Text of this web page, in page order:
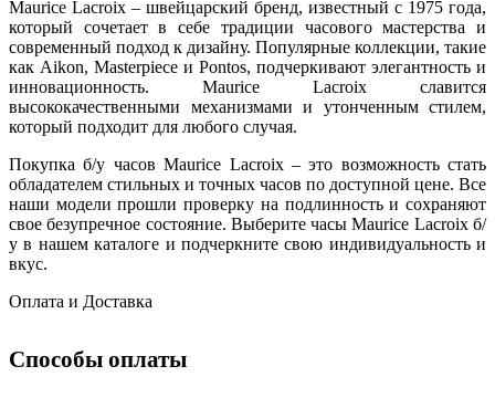
Maurice Lacroix – швейцарский бренд, известный с 1975 года,
который сочетает в себе традиции часового мастерства и
современный подход к дизайну. Популярные коллекции, такие
как Aikon, Masterpiece и Pontos, подчеркивают элегантность и
инновационность. Maurice Lacroix славится
высококачественными механизмами и утонченным стилем,
который подходит для любого случая.
Покупка б/у часов Maurice Lacroix – это возможность стать
обладателем стильных и точных часов по доступной цене. Все
наши модели прошли проверку на подлинность и сохраняют
свое безупречное состояние. Выберите часы Maurice Lacroix б/
у в нашем каталоге и подчеркните свою индивидуальность и
вкус.
Оплата и Доставка
Способы оплаты